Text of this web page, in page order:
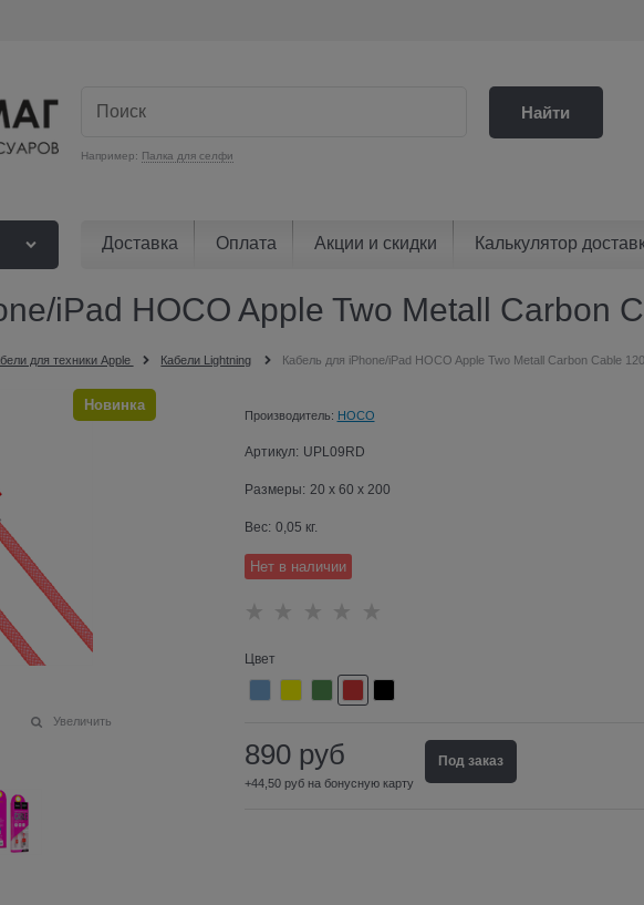
Например: Палка для селфи
Найти
Доставка Оплата Акции и скидки Калькулятор
iPad HOCO Apple Two Metall Carbon
для техники Apple Кабели Lightning Кабель для iPhone/iPad HOCO Apple Two Metall Carbon Cable
Новинка
Увеличить
Производитель: HOCO
Артикул: UPL09RD
Размеры: 20 x 60 x 200
Вес: 0,05 кг.
Нет в наличии
Цвет
890 руб
+44,50 руб на бонусную карту
Под заказ